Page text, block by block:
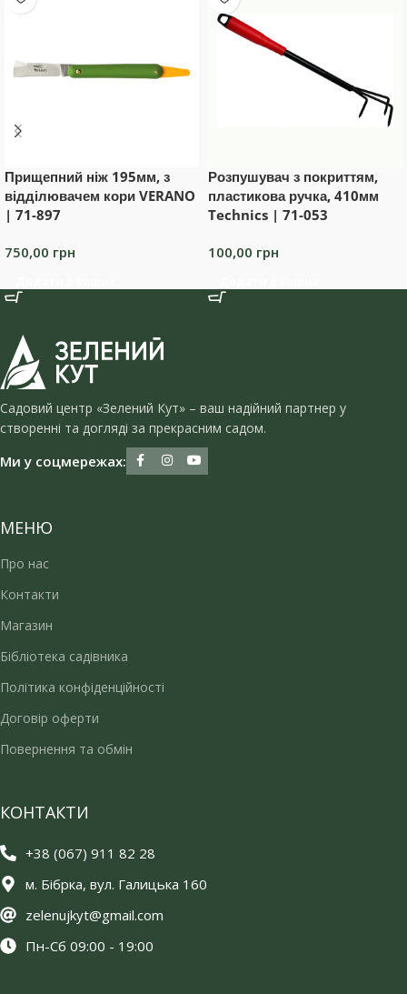
Прищепний ніж 195мм, з
відділювачем кори VERANO
| 71-897
750,00 грн
Розпушувач з покриттям,
пластикова ручка, 410мм
Technics | 71-053
100,00 грн
Садовий центр «Зелений Кут» – ваш надійний партнер у
створенні та догляді за прекрасним садом.
Ми у соцмережах:
МЕНЮ
Про нас
Контакти
Магазин
Бібліотека садівника
Політика конфіденційності
Договір оферти
Повернення та обмін
КОНТАКТИ
+38 (067) 911 82 28
м. Бібрка, вул. Галицька 160
zelenujkyt@gmail.com
Пн-Сб 09:00 - 19:00